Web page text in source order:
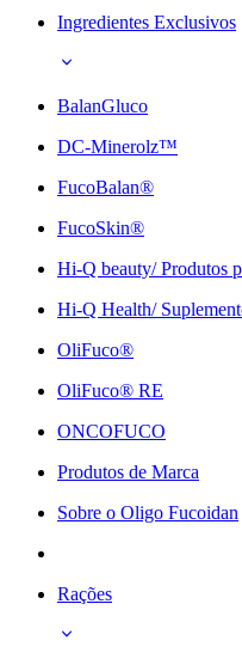
Ingredientes Exclusivos
BalanGluco
DC-Minerolz™
FucoBalan®
FucoSkin®
Hi-Q beauty/ Produtos
Hi-Q Health/
OliFuco®
OliFuco® RE
ONCOFUCO
Produtos de Marca
Sobre o Oligo Fucoidan
Rações